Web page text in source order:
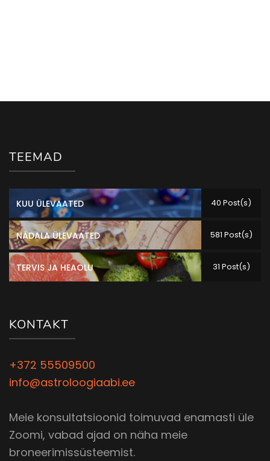
TEEMAD
KUU ÜLEVAATED 40 Post(s)
NÄDALA ÜLEVAATED 581 Post(s)
TERVIS JA HEAOLU 31 Post(s)
KONTAKT
+372 55509500
info@astroloogiaabi.ee
Meie konsultatsioonid toimuvad enamasti üle
Zoomi, vabad ajad on näha meie
broneerimissüsteemist.